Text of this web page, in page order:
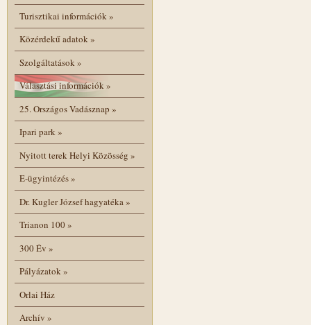
Turisztikai információk»
Közérdekű adatok»
Szolgáltatások»
Választási információk»
25. Országos Vadásznap »
Ipari park»
Nyitott terek Helyi Közösség »
E-ügyintézés»
Dr. Kugler József hagyatéka»
Trianon 100»
300 Év »
Pályázatok»
Orlai Ház
Archív »